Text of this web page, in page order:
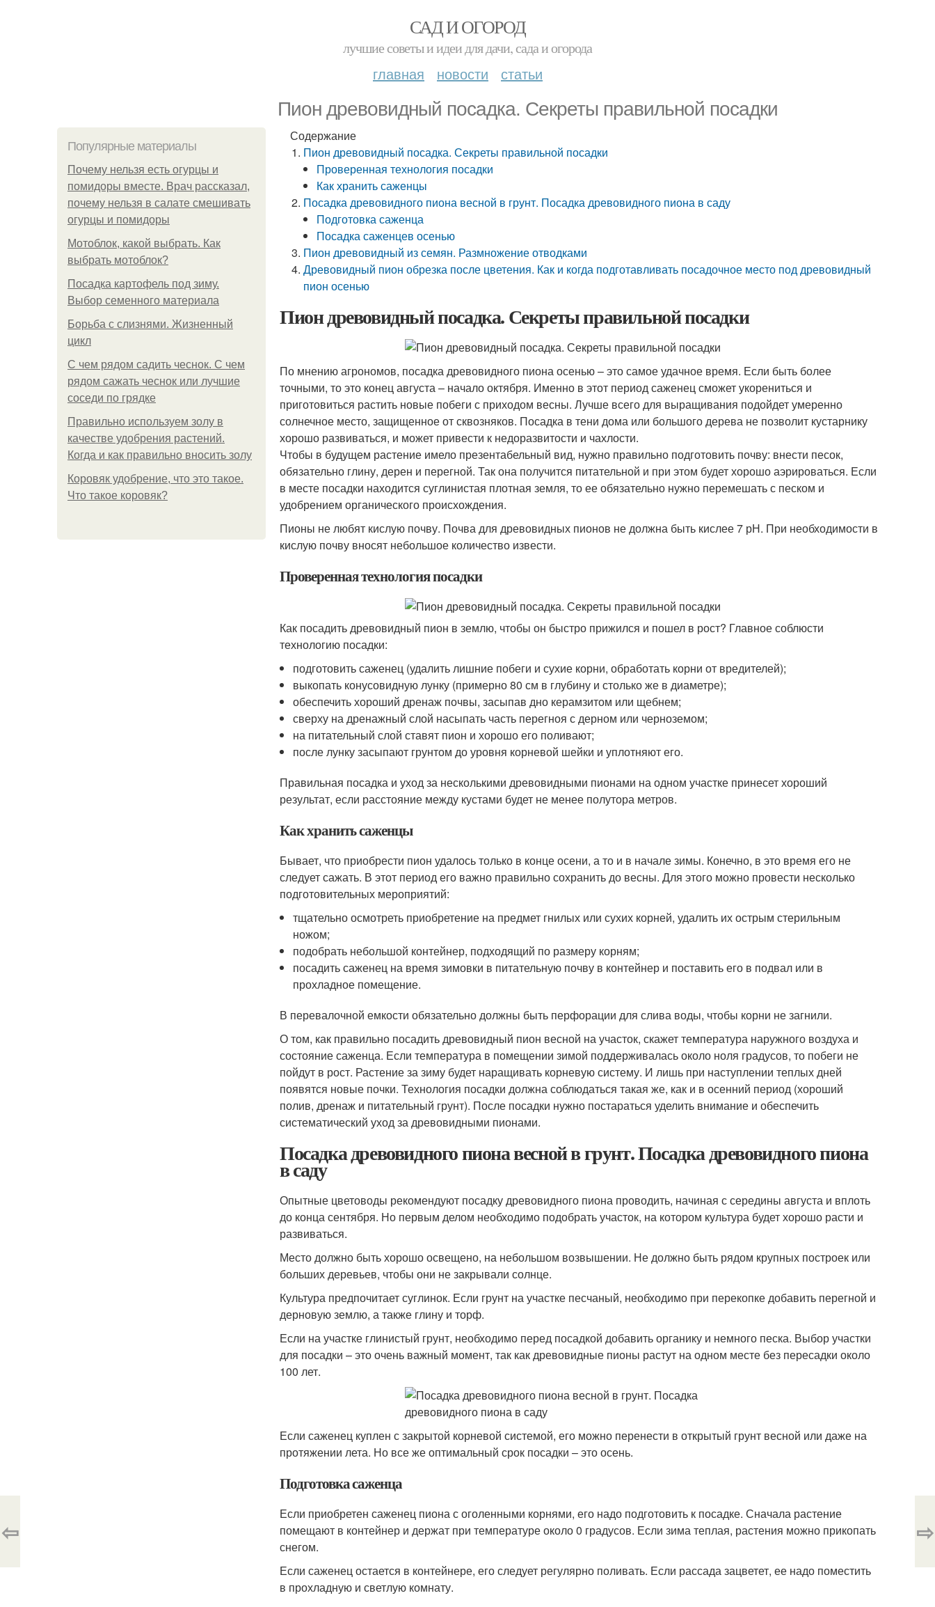
САД И ОГОРОД
лучшие советы и идеи для дачи, сада и огорода
главная новости статьи
Пион древовидный посадка. Секреты правильной посадки
Популярные материалы
Почему нельзя есть огурцы и
помидоры вместе. Врач рассказал,
почему нельзя в салате смешивать
огурцы и помидоры
Мотоблок, какой выбрать. Как
выбрать мотоблок?
Посадка картофель под зиму.
Выбор семенного материала
Борьба с слизнями. Жизненный
цикл
С чем рядом садить чеснок. С чем
рядом сажать чеснок или лучшие
соседи по грядке
Правильно используем золу в
качестве удобрения растений.
Когда и как правильно вносить золу
Коровяк удобрение, что это такое.
Что такое коровяк?
Содержание
Пион древовидный посадка. Секреты правильной посадки
Проверенная технология посадки
Как хранить саженцы
Посадка древовидного пиона весной в грунт. Посадка древовидного пиона в саду
Подготовка саженца
Посадка саженцев осенью
Пион древовидный из семян. Размножение отводками
Древовидный пион обрезка после цветения. Как и когда подготавливать посадочное место под древовидный
пион осенью
Пион древовидный посадка. Секреты правильной посадки
По мнению агрономов, посадка древовидного пиона осенью – это самое удачное время. Если быть более
точными, то это конец августа – начало октября. Именно в этот период саженец сможет укорениться и
приготовиться растить новые побеги с приходом весны. Лучше всего для выращивания подойдет умеренно
солнечное место, защищенное от сквозняков. Посадка в тени дома или большого дерева не позволит кустарнику
хорошо развиваться, и может привести к недоразвитости и чахлости.
Чтобы в будущем растение имело презентабельный вид, нужно правильно подготовить почву: внести песок,
обязательно глину, дерен и перегной. Так она получится питательной и при этом будет хорошо аэрироваться. Если
в месте посадки находится суглинистая плотная земля, то ее обязательно нужно перемешать с песком и
удобрением органического происхождения.
Пионы не любят кислую почву. Почва для древовидных пионов не должна быть кислее 7 рН. При необходимости в
кислую почву вносят небольшое количество извести.
Проверенная технология посадки
Как посадить древовидный пион в землю, чтобы он быстро прижился и пошел в рост? Главное соблюсти
технологию посадки:
подготовить саженец (удалить лишние побеги и сухие корни, обработать корни от вредителей);
выкопать конусовидную лунку (примерно 80 см в глубину и столько же в диаметре);
обеспечить хороший дренаж почвы, засыпав дно керамзитом или щебнем;
сверху на дренажный слой насыпать часть перегноя с дерном или черноземом;
на питательный слой ставят пион и хорошо его поливают;
после лунку засыпают грунтом до уровня корневой шейки и уплотняют его.
Правильная посадка и уход за несколькими древовидными пионами на одном участке принесет хороший
результат, если расстояние между кустами будет не менее полутора метров.
Как хранить саженцы
Бывает, что приобрести пион удалось только в конце осени, а то и в начале зимы. Конечно, в это время его не
следует сажать. В этот период его важно правильно сохранить до весны. Для этого можно провести несколько
подготовительных мероприятий:
тщательно осмотреть приобретение на предмет гнилых или сухих корней, удалить их острым стерильным
ножом;
подобрать небольшой контейнер, подходящий по размеру корням;
посадить саженец на время зимовки в питательную почву в контейнер и поставить его в подвал или в
прохладное помещение.
В перевалочной емкости обязательно должны быть перфорации для слива воды, чтобы корни не загнили.
О том, как правильно посадить древовидный пион весной на участок, скажет температура наружного воздуха и
состояние саженца. Если температура в помещении зимой поддерживалась около ноля градусов, то побеги не
пойдут в рост. Растение за зиму будет наращивать корневую систему. И лишь при наступлении теплых дней
появятся новые почки. Технология посадки должна соблюдаться такая же, как и в осенний период (хороший
полив, дренаж и питательный грунт). После посадки нужно постараться уделить внимание и обеспечить
систематический уход за древовидными пионами.
Посадка древовидного пиона весной в грунт. Посадка древовидного пиона
в саду
Опытные цветоводы рекомендуют посадку древовидного пиона проводить, начиная с середины августа и вплоть
до конца сентября. Но первым делом необходимо подобрать участок, на котором культура будет хорошо расти и
развиваться.
Место должно быть хорошо освещено, на небольшом возвышении. Не должно быть рядом крупных построек или
больших деревьев, чтобы они не закрывали солнце.
Культура предпочитает суглинок. Если грунт на участке песчаный, необходимо при перекопке добавить перегной и
дерновую землю, а также глину и торф.
Если на участке глинистый грунт, необходимо перед посадкой добавить органику и немного песка. Выбор участки
для посадки – это очень важный момент, так как древовидные пионы растут на одном месте без пересадки около
100 лет.
Если саженец куплен с закрытой корневой системой, его можно перенести в открытый грунт весной или даже на
протяжении лета. Но все же оптимальный срок посадки – это осень.
Подготовка саженца
Если приобретен саженец пиона с оголенными корнями, его надо подготовить к посадке. Сначала растение
помещают в контейнер и держат при температуре около 0 градусов. Если зима теплая, растения можно прикопать
снегом.
Если саженец остается в контейнере, его следует регулярно поливать. Если рассада зацветет, ее надо поместить
в прохладную и светлую комнату.
⇦ ⇨